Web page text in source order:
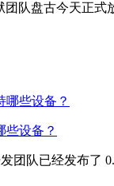
队盘古今天正式
些设备？
团队已经发布了